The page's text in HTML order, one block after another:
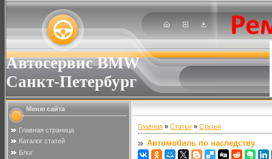
Автосервис BMW
Санкт-Петербург
Меню сайта
Главная страница
Каталог статей
Блог
Главная » Статьи » Статьи
Автомобиль по наследству